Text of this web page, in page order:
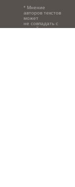
* Мнение
авторов текстов
может
не совпадать с
точкой зрения